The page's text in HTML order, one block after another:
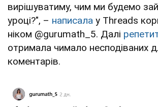
вирішуватиму, чим ми будемо
уроці?", – написала у Threads
ніком @gurumath_5. Далі
отримала чимало несподіваних
коментарів.